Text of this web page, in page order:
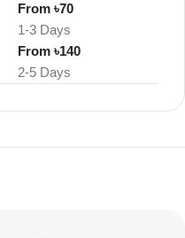
1-3 Days
From ৳70
2-5 Days
From ৳140